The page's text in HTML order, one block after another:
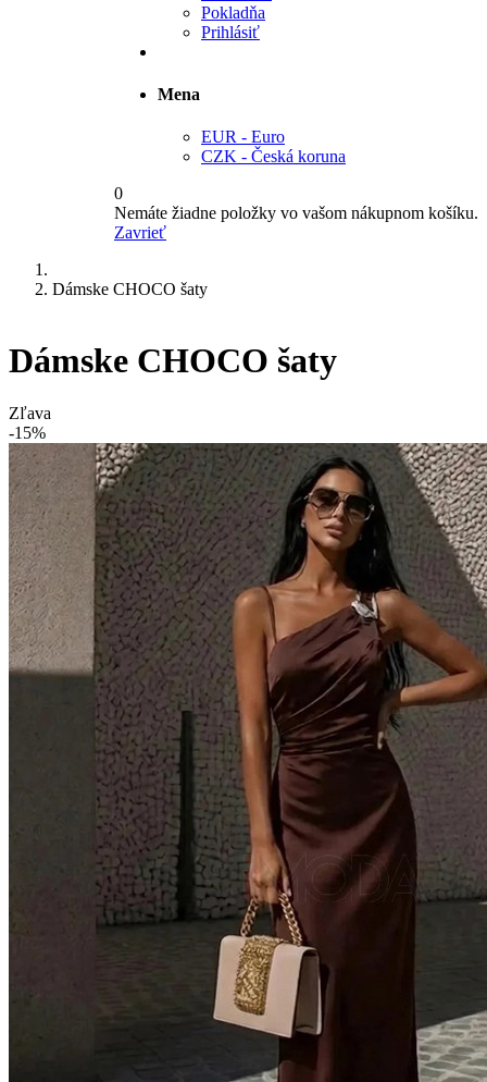
Pokladňa
Prihlásiť
Mena
EUR - Euro
CZK - Česká koruna
0
Nemáte žiadne položky vo vašom nákupnom košíku.
Zavrieť
Dámske CHOCO šaty
Dámske CHOCO šaty
Zľava
-15%